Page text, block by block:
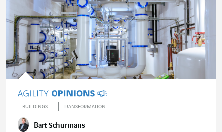
BUILDINGS TRANSFORMATION
Bart Schurmans